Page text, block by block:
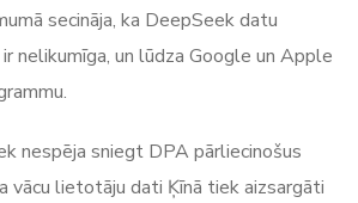
secināja, ka DeepSeek datu
nelikumīga, un lūdza Google un Apple
nespēja sniegt DPA pārliecinošus
vācu lietotāju dati Ķīnā tiek aizsargāti